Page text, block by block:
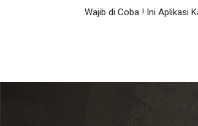
Wajib di Coba ! Ini Aplikasi